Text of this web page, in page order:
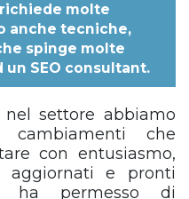
molte
anche tecniche,
spinge molte
un SEO consultant.
settore abbiamo
che
con entusiasmo,
aggiornati e pronti
permesso di